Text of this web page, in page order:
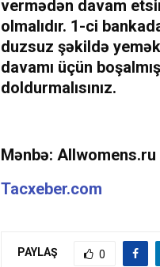
vermədən davam
olmalıdır. 1-ci
duzsuz şəkildə yemək
davamı üçün
doldurmalısınız.
Mənbə: Allwomens.ru
Tacxeber.com
PAYLAŞ 0